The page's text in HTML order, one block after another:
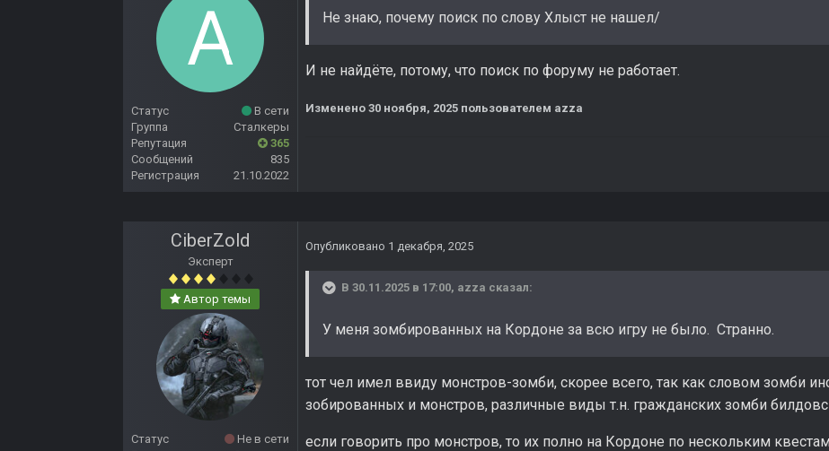
Статус
В сети
Группа
Сталкеры
Репутация
365
Сообщений
835
Регистрация
21.10.2022
Не знаю, почему поиск по слову Хлыст не нашел/
И не найдёте, потому, что поиск по форуму не работает.
Изменено 30 ноября, 2025 пользователем azza
CiberZold
Эксперт
Автор темы
Статус
Не в сети
Опубликовано 1 декабря, 2025
В 30.11.2025 в 17:00, azza сказал:
У меня зомбированных на Кордоне за всю игру не было. Странно.
тот чел имел ввиду монстров-зомби, скорее всего, так как словом зомби
зобированных и монстров, различные виды т.н. гражданских зомби
если говорить про монстров, то их полно на Кордоне по нескольким